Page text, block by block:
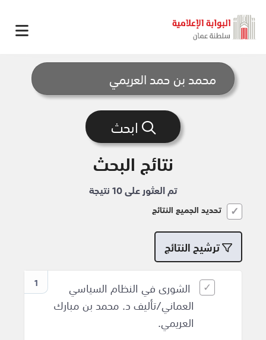
نتائج البحث
تم العثور على 10 نتيجة
تحديد الجميع النتائج
ترشيح النتائج
1
الشورى في النظام السياسي
العماني/تأليف د. محمد بن مبارك
العريمي.